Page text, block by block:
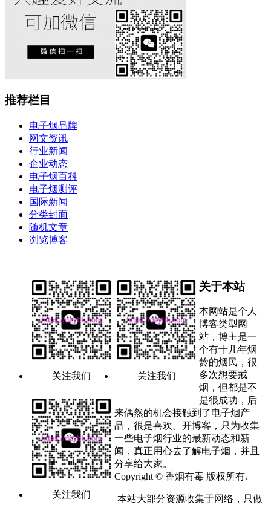
推荐栏目
电子烟品牌
网文资讯
行业新闻
企业动态
电子烟百科
电子烟测评
国际新闻
分类封面
随机文章
浏览博客
关注我们 关注我们
关注我们
关于本站
本网站是个人
博客类型网
站，博主是一
个有十几年烟
龄的烟民，很
多次想要戒
烟，但都是不
是很成功，后
来偶然的机会接触到了电子烟产
品，很是喜欢。开博客，只为收集
一些电子烟行业的最新动态和新
闻，真正用心去了解电子烟，并且
分享给大家。
Copyright © 香烟有毒 版权所有.
本站大部分资源收集于网络，只做